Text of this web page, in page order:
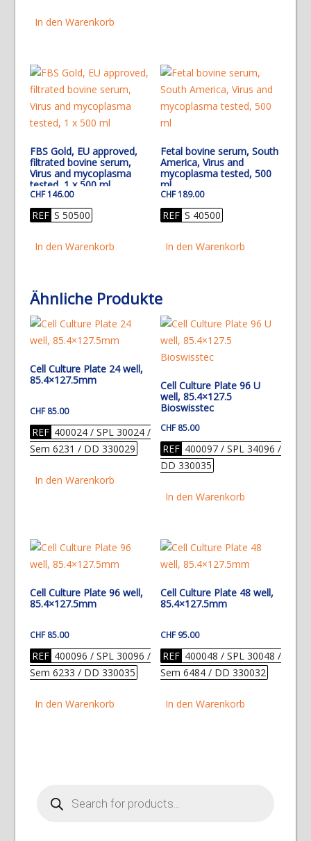
In den Warenkorb
FBS Gold, EU approved,
filtrated bovine serum,
Virus and mycoplasma
tested, 1 x 500 ml
CHF146.00
REF S 50500
In den Warenkorb
Fetal bovine serum, South
America, Virus and
mycoplasma tested, 500
ml
CHF189.00
REF S 40500
In den Warenkorb
Ähnliche Produkte
Cell Culture Plate 24 well,
85.4×127.5mm
CHF85.00
REF 400024 / SPL 30024 /
Sem 6231 / DD 330029
In den Warenkorb
Cell Culture Plate 96 U
well, 85.4×127.5
Bioswisstec
CHF85.00
REF 400097 / SPL 34096 /
DD 330035
In den Warenkorb
Cell Culture Plate 96 well,
85.4×127.5mm
CHF85.00
REF 400096 / SPL 30096 /
Sem 6233 / DD 330035
In den Warenkorb
Cell Culture Plate 48 well,
85.4×127.5mm
CHF95.00
REF 400048 / SPL 30048 /
Sem 6484 / DD 330032
In den Warenkorb
search